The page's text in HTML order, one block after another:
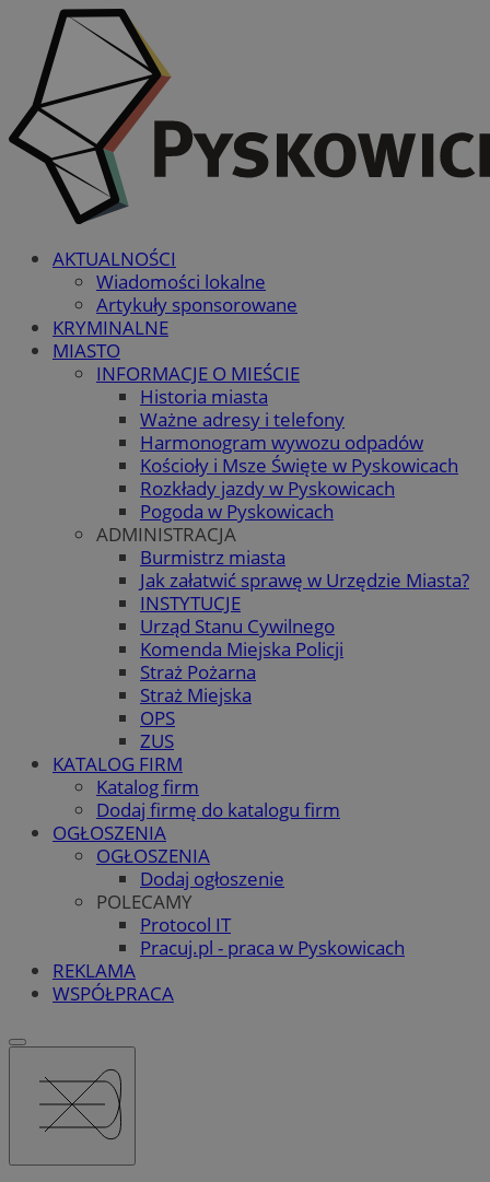
AKTUALNOŚCI
Wiadomości lokalne
Artykuły sponsorowane
KRYMINALNE
MIASTO
INFORMACJE O MIEŚCIE
Historia miasta
Ważne adresy i telefony
Harmonogram wywozu odpadów
Kościoły i Msze Święte w Pyskowicach
Rozkłady jazdy w Pyskowicach
Pogoda w Pyskowicach
ADMINISTRACJA
Burmistrz miasta
Jak załatwić sprawę w Urzędzie Miasta?
INSTYTUCJE
Urząd Stanu Cywilnego
Komenda Miejska Policji
Straż Pożarna
Straż Miejska
OPS
ZUS
KATALOG FIRM
Katalog firm
Dodaj firmę do katalogu firm
OGŁOSZENIA
OGŁOSZENIA
Dodaj ogłoszenie
POLECAMY
Protocol IT
Pracuj.pl - praca w Pyskowicach
REKLAMA
WSPÓŁPRACA